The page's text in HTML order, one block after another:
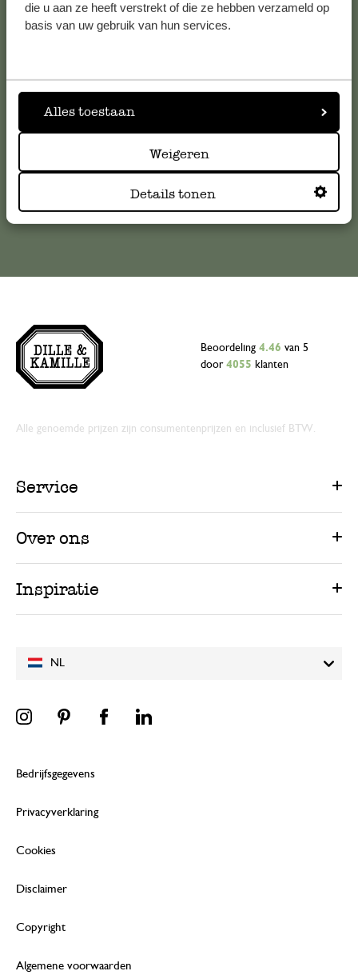
die u aan ze heeft verstrekt of die ze hebben verzameld op
basis van uw gebruik van hun services.
Alles toestaan
Weigeren
Details tonen
Klantenservice
klantenservice. Of bekijk hier het antwoord op de
meestgestelde vragen
Online Klantenservice
NL
Beoordeling 4.46 van 5
door 4055 klanten
Alle genoemde prijzen zijn consumentenprijzen en inclusief BTW.
Service
Over ons
Inspiratie
Bedrijfsgegevens
Privacyverklaring
Cookies
Disclaimer
Copyright
Algemene voorwaarden